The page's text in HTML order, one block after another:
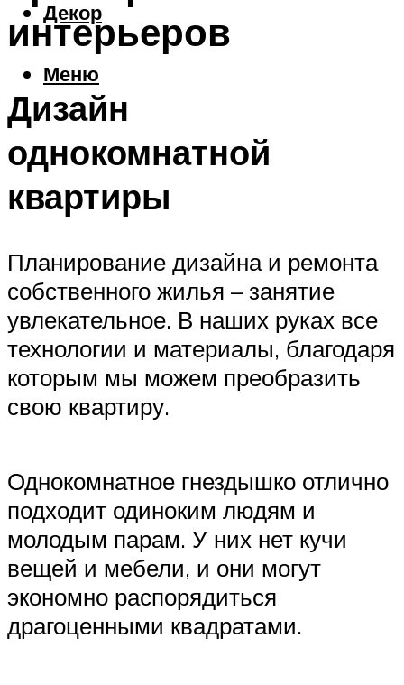
Декор
Меню
интерьеров
Дизайн
однокомнатной
квартиры
Планирование дизайна и ремонта
собственного жилья – занятие
увлекательное. В наших руках все
технологии и материалы, благодаря
которым мы можем преобразить
свою квартиру.
Однокомнатное гнездышко отлично
подходит одиноким людям и
молодым парам. У них нет кучи
вещей и мебели, и они могут
экономно распорядиться
драгоценными квадратами.